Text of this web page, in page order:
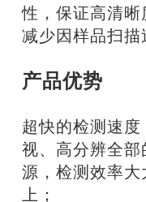
性，保证高清
减少因样品扫
产品优势
超快的检测速
视、高分辨全部
源，检测效率
上；